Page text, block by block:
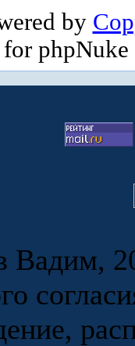
by
for
Вадим,